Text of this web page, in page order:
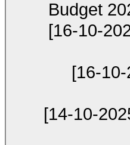
Budget
[16-10-
[16-
[14-10-